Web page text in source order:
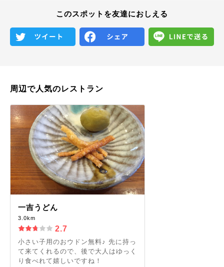
このスポットを友達におしえる
周辺で人気のレストラン
一吉うどん
3.0km
2.7
小さい子用のおウドン無料♪ 先に持っ
て来てくれるので、後で大人はゆっく
り食べれて嬉しいですね！